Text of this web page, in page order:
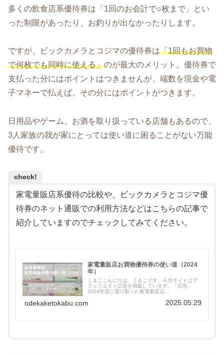
多くの飲食店系優待券は「1回のお会計で○枚まで」とい
った制限があったり、お釣りが出なかったりします。
ですが、ビックカメラとコジマの優待券は「1回もお買物
で何枚でも同時に使える」のが最大のメリット。優待券で
支払った分にはポイントはつきませんが、端数を現金や電
子マネーで払えば、その分にはポイントがつきます。
日用品やゲーム、お酒を取り扱っている店舗もあるので、
3人家族の我が家にとっては使い道に困ることがない万能
優待です。
check!
家電量販店系優待の比較や、ビックカメラとコジマ優
待券のネット通販での利用方法などはこちらの記事で
紹介していますのでチェックしてみてください。
家電量販店お買物優待券の使い道（2024
年）
くまここんにちは、くまこです。※当サイトはア
フェリエイト広告を掲載しています。「広告」
2024年度に受け取った家電量販店...
odekaketokabu.com 2025.05.29